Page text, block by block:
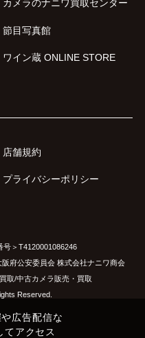
カメラのナニワ買取センター
節目写真館
ワイン蔵 ONLINE STORE
店舗規約
プライバシーポリシー
号＞T4120001086246
府公安委員会 株式会社ナニワ商会
取/中古カメラ販売・買取
Reserved.
広告配信な
てアクセス